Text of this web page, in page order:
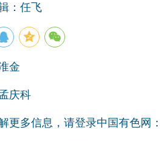
：任飞
金
庆科
更多信息，请登录中国有色网：